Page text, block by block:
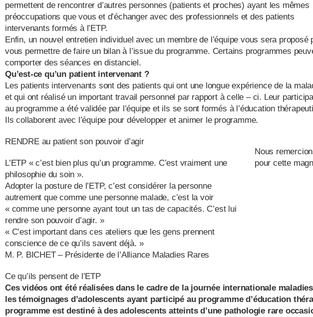
permettent de rencontrer d’autres personnes (patients et proches) ayant les mêmes
préoccupations que vous et d’échanger avec des professionnels et des patients
intervenants formés à l’ETP.
Enfin, un nouvel entretien individuel avec un membre de l’équipe vous sera proposé
vous permettre de faire un bilan à l’issue du programme. Certains programmes
comporter des séances en distanciel.
Qu’est-ce qu’un patient intervenant ?
Les patients intervenants sont des patients qui ont une longue expérience de la
et qui ont réalisé un important travail personnel par rapport à celle – ci. Leur
au programme a été validée par l’équipe et ils se sont formés à l’éducation
Ils collaborent avec l’équipe pour développer et animer le programme.
RENDRE au patient son pouvoir d’agir
L’ETP « c’est bien plus qu’un programme. C’est vraiment une
philosophie du soin ».
Adopter la posture de l’ETP, c’est considérer la personne
autrement que comme une personne malade, c’est la voir
« comme une personne ayant tout un tas de capacités. C’est lui
rendre son pouvoir d’agir. »
« C’est important dans ces ateliers que les gens prennent
conscience de ce qu’ils savent déjà. »
M. P. BICHET – Présidente de l’Alliance Maladies Rares
Nous
pour cette
Ce qu’ils pensent de l’ETP
Ces vidéos ont été réalisées dans le cadre de la journée internationale
les témoignages d’adolescents ayant participé au programme d’éducation
programme est destiné à des adolescents atteints d’une pathologie rare